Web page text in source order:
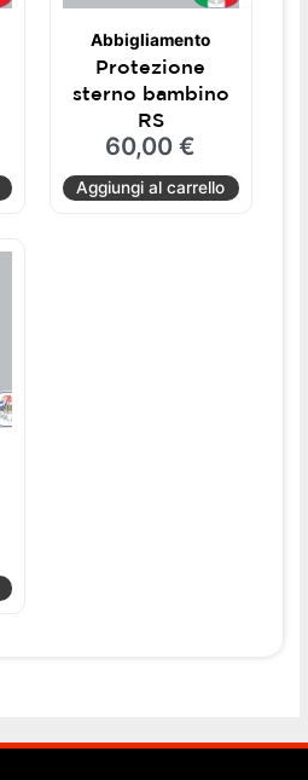
Abbigliamento
Protezione
sterno bambino
RS
60,00€
Aggiungi al carrello